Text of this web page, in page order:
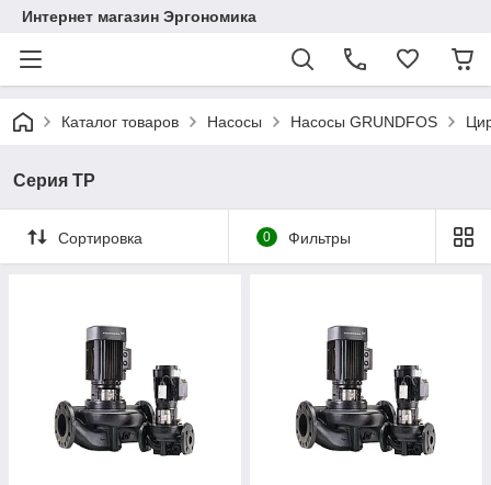
Интернет магазин Эргономика
Каталог товаров Насосы Насосы GRUNDFOS
Серия TP
Сортировка 0 Фильтры